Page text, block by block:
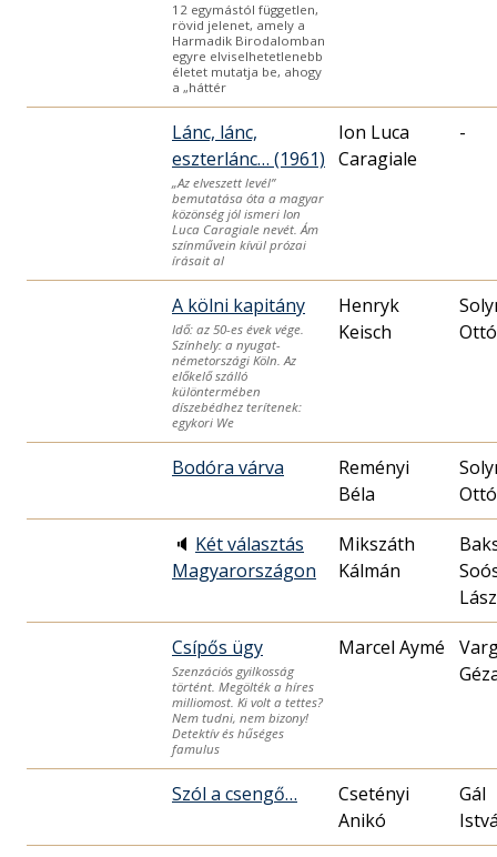
12 egymástól független,
rövid jelenet, amely a
Harmadik Birodalomban
egyre elviselhetetlenebb
életet mutatja be, ahogy
a „háttér
Lánc, lánc,
eszterlánc… (1961)
„Az elveszett levél”
bemutatása óta a magyar
közönség jól ismeri Ion
Luca Caragiale nevét. Ám
színművein kívül prózai
írásait al
Ion Luca
Caragiale
-
A kölni kapitány
Idő: az 50-es évek vége.
Színhely: a nyugat-
németországi Köln. Az
előkelő szálló
különtermében
díszebédhez terítenek:
egykori We
Henryk
Keisch
Ottó
Bodóra várva
Reményi
Béla
Ottó
🔈 Két választás
Magyarországon
Mikszáth
Kálmán
Csípős ügy
Szenzációs gyilkosság
történt. Megölték a híres
milliomost. Ki volt a tettes?
Nem tudni, nem bizony!
Detektív és hűséges
famulus
Marcel Aymé
Szól a csengő…
Csetényi
Anikó
Gál